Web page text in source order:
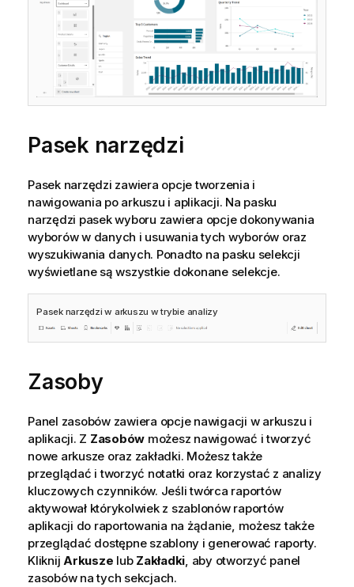
Pasek narzędzi
Pasek narzędzi zawiera opcje tworzenia i
nawigowania po arkuszu i aplikacji. Na pasku
narzędzi pasek wyboru zawiera opcje dokonywania
wyborów w danych i usuwania tych wyborów oraz
wyszukiwania danych. Ponadto na pasku selekcji
wyświetlane są wszystkie dokonane selekcje.
Pasek narzędzi w arkuszu w trybie analizy
Zasoby
Panel zasobów zawiera opcje nawigacji w arkuszu i
aplikacji. Z Zasobów możesz nawigować i tworzyć
nowe arkusze oraz zakładki. Możesz także
przeglądać i tworzyć notatki oraz korzystać z analizy
kluczowych czynników. Jeśli twórca raportów
aktywował którykolwiek z szablonów raportów
aplikacji do raportowania na żądanie, możesz także
przeglądać dostępne szablony i generować raporty.
Kliknij Arkusze lub Zakładki, aby otworzyć panel
zasobów na tych sekcjach.